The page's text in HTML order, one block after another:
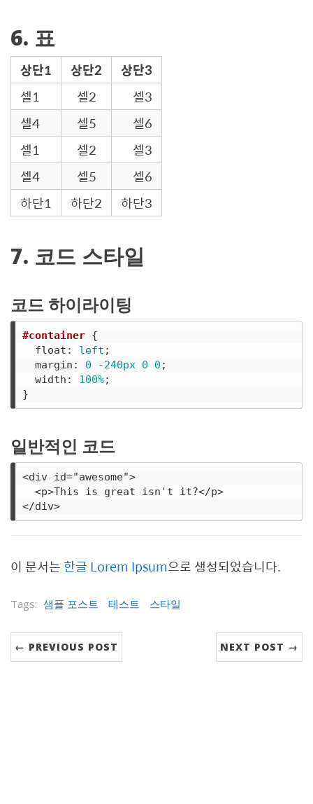
6. 표
상단1 상단2
상단3
셀1
셀2
셀3
셀4
셀5
셀6
셀1
셀2
셀3
셀4
셀5
셀6
하단1
하단2 하단3
7. 코드 스타일
코드 하이라이팅
#container {
float : left ;
margin : 0 -240px 0 0 ;
width : 100%;
}
일반적인 코드
<div id="awesome">
  <p>This is great isn't it?</p>
</div>
이 문서는 한글 Lorem Ipsum으로 생성되었습니다.
Tags: 샘플 포스트 테스트 스타일
← PREVIOUS POST NEXT POST →